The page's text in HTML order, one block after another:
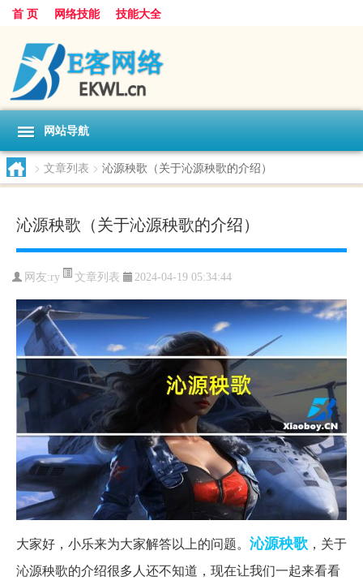
首 页 网络技能 技能大全
网站导航
> 文章列表 > 沁源秧歌（关于沁源秧歌的介绍）
沁源秧歌（关于沁源秧歌的介绍）
网友:ry 文章列表 2024-04-19 05:34:44
大家好，小乐来为大家解答以上的问题。 沁源秧歌 ，关于
沁源秧歌的介绍很多人还不知道，现在让我们一起来看看